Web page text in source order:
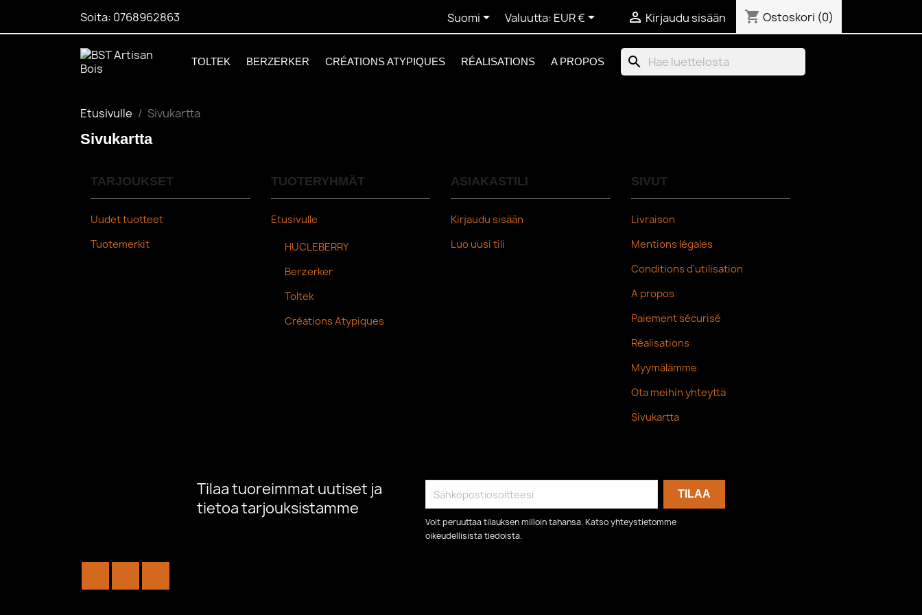
Soita: 0768962863 Suomi Valuutta: EUR €  Kirjaudu sisään shopping_cart Ostoskori (0)
TOLTEK BERZERKER CRÉATIONS ATYPIQUES RÉALISATIONS A PROPOS search
Etusivulle Sivukartta
Sivukartta
TARJOUKSET
Uudet tuotteet
Tuotemerkit
TUOTERYHMÄT
Etusivulle
HUCLEBERRY
Berzerker
Toltek
Créations Atypiques
ASIAKASTILI
Kirjaudu sisään
Luo uusi tili
SIVUT
Livraison
Mentions légales
Conditions d'utilisation
A propos
Paiement sécurisé
Réalisations
Myymälämme
Ota meihin yhteyttä
Sivukartta
Tilaa tuoreimmat uutiset ja
tietoa tarjouksistamme
Voit peruuttaa tilauksen milloin tahansa. Katso yhteystietomme
oikeudellisista tiedoista.